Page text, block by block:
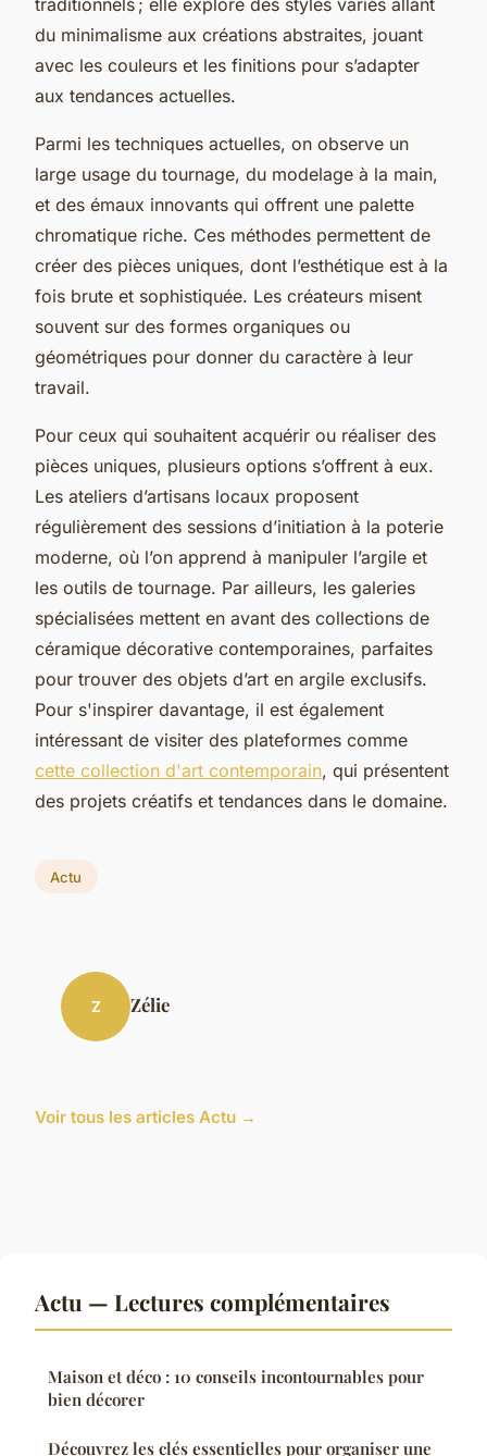
du minimalisme aux créations abstraites, jouant
avec les couleurs et les finitions pour s’adapter
aux tendances actuelles.
Parmi les techniques actuelles, on observe un
large usage du tournage, du modelage à la main,
et des émaux innovants qui offrent une palette
chromatique riche. Ces méthodes permettent de
créer des pièces uniques, dont l’esthétique est à la
fois brute et sophistiquée. Les créateurs misent
souvent sur des formes organiques ou
géométriques pour donner du caractère à leur
travail.
Pour ceux qui souhaitent acquérir ou réaliser des
pièces uniques, plusieurs options s’offrent à eux.
Les ateliers d’artisans locaux proposent
régulièrement des sessions d’initiation à la poterie
moderne, où l’on apprend à manipuler l’argile et
les outils de tournage. Par ailleurs, les galeries
spécialisées mettent en avant des collections de
céramique décorative contemporaines, parfaites
pour trouver des objets d’art en argile exclusifs.
Pour s'inspirer davantage, il est également
intéressant de visiter des plateformes comme
cette collection d'art contemporain, qui présentent
des projets créatifs et tendances dans le domaine.
Actu
Z Zélie
Voir tous les articles Actu →
Actu — Lectures complémentaires
Maison et déco : 10 conseils incontournables pour
bien décorer
Découvrez les clés essentielles pour organiser une